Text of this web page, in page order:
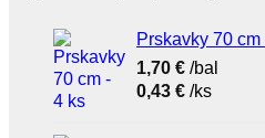
Prskavky 70 cm
1,70 € /bal
0,43 € /ks